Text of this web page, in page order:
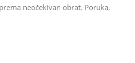
neočekivan obrat. Poruka,